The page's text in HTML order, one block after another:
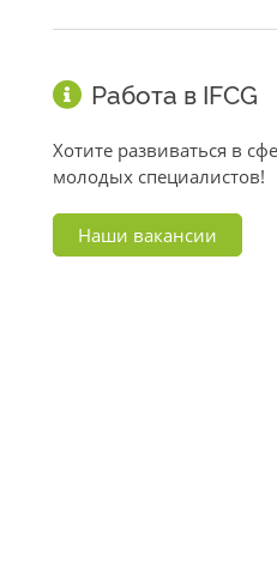
Работа в IFCG
Хотите развиваться в
молодых специалистов!
Наши вакансии